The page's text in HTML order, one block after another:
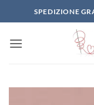
ai
SPEDIZIONE